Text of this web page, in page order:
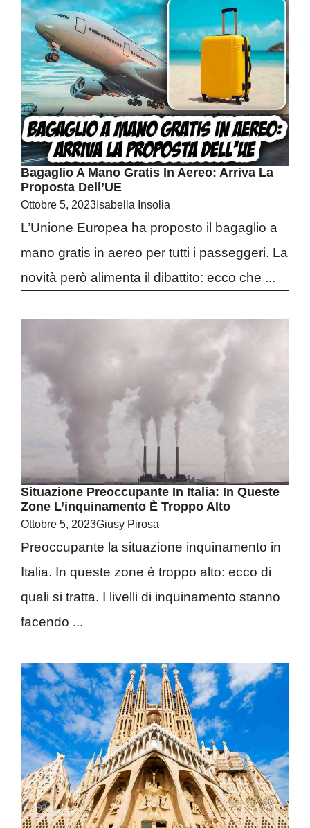
Bagaglio A Mano Gratis In Aereo: Arriva La
Proposta Dell’UE
Ottobre 5, 2023 Isabella Insolia
L’Unione Europea ha proposto il bagaglio a
mano gratis in aereo per tutti i passeggeri. La
novità però alimenta il dibattito: ecco che ...
Situazione Preoccupante In Italia: In Queste
Zone L’inquinamento È Troppo Alto
Ottobre 5, 2023Giusy Pirosa
Preoccupante la situazione inquinamento in
Italia. In queste zone è troppo alto: ecco di
quali si tratta. I livelli di inquinamento stanno
facendo ...